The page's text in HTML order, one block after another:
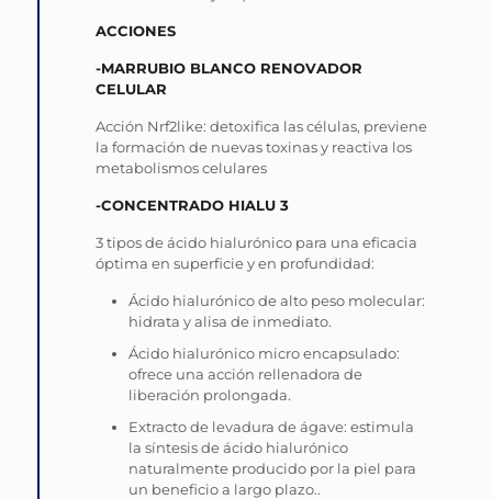
ACCIONES
-MARRUBIO BLANCO RENOVADOR
CELULAR
Acción Nrf2like: detoxifica las células, previene
la formación de nuevas toxinas y reactiva los
metabolismos celulares
-CONCENTRADO HIALU 3
3 tipos de ácido hialurónico para una eficacia
óptima en superficie y en profundidad:
Ácido hialurónico de alto peso molecular:
hidrata y alisa de inmediato.
Ácido hialurónico micro encapsulado:
ofrece una acción rellenadora de
liberación prolongada.
Extracto de levadura de ágave: estimula
la síntesis de ácido hialurónico
naturalmente producido por la piel para
un beneficio a largo plazo..